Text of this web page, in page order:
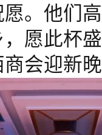
。他们
愿此杯
会迎新